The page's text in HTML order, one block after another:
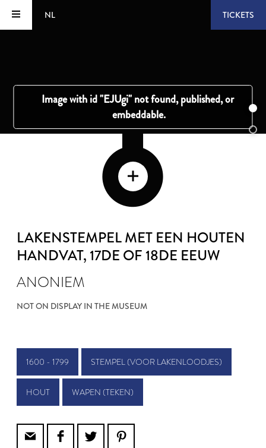
NL TICKETS
LAKENSTEMPEL MET EEN HOUTEN
HANDVAT, 17DE OF 18DE EEUW
ANONIEM
NOT ON DISPLAY IN THE MUSEUM
1600 - 1799 STEMPEL (VOOR LAKENLOODJES)
HOUT WAPEN (TEKEN)